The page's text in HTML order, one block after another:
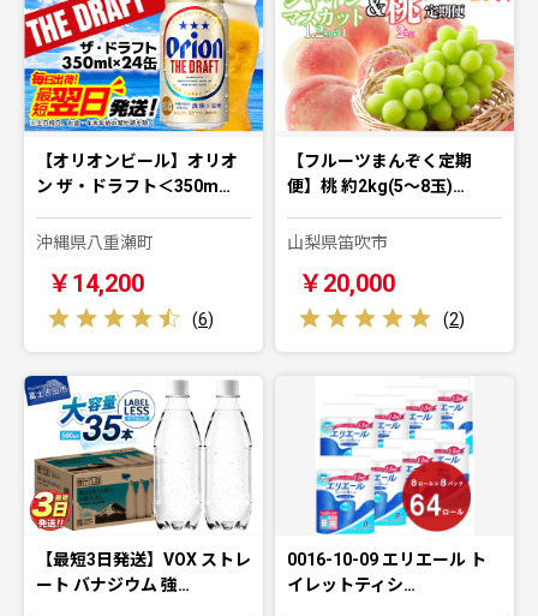
【オリオンビール】オリオ
ン ザ・ドラフト＜350m…
沖縄県八重瀬町
￥14,200
(6)
【フルーツまんぞく定期
便】桃 約2kg(5～8玉)…
山梨県笛吹市
￥20,000
(2)
【最短3日発送】VOX ストレ
ート バナジウム 強…
0016-10-09 エリエール ト
イレットティシ…